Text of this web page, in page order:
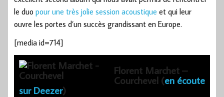
le duo pour une très jolie session acoustique et qui leur
ouvre les portes d’un succès grandissant en Europe.
[media id=714]
Florent Marchet –
Courchevel (en écoute
sur Deezer)